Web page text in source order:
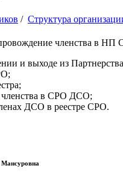
/ Структура
членства в
и выходе из
членства в СРО ДСО;
ДСО в реестре СРО.